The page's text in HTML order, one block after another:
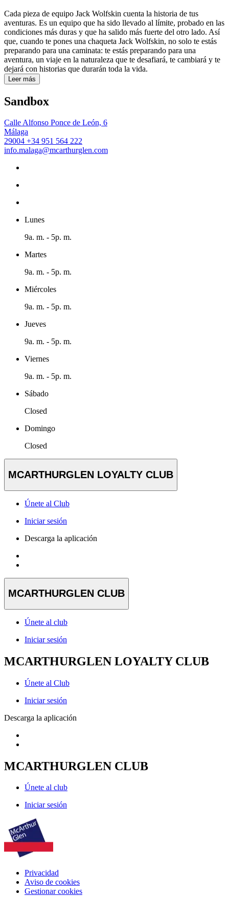
Cada pieza de equipo Jack Wolfskin cuenta la historia de tus
aventuras. Es un equipo que ha sido llevado al límite, probado en las
condiciones más duras y que ha salido más fuerte del otro lado. Así
que, cuando te pones una chaqueta Jack Wolfskin, no solo te estás
preparando para una caminata: te estás preparando para una
aventura, un viaje en la naturaleza que te desafiará, te cambiará y te
dejará con historias que durarán toda la vida.
Leer más
Sandbox
Calle Alfonso Ponce de León, 6
Málaga
29004 +34 951 564 222
info.malaga@mcarthurglen.com
Lunes
9a. m. - 5p. m.
Martes
9a. m. - 5p. m.
Miércoles
9a. m. - 5p. m.
Jueves
9a. m. - 5p. m.
Viernes
9a. m. - 5p. m.
Sábado
Closed
Domingo
Closed
MCARTHURGLEN LOYALTY CLUB
Únete al Club
Iniciar sesión
Descarga la aplicación
MCARTHURGLEN CLUB
Únete al club
Iniciar sesión
MCARTHURGLEN LOYALTY CLUB
Únete al Club
Iniciar sesión
Descarga la aplicación
MCARTHURGLEN CLUB
Únete al club
Iniciar sesión
Privacidad
Aviso de cookies
Gestionar cookies